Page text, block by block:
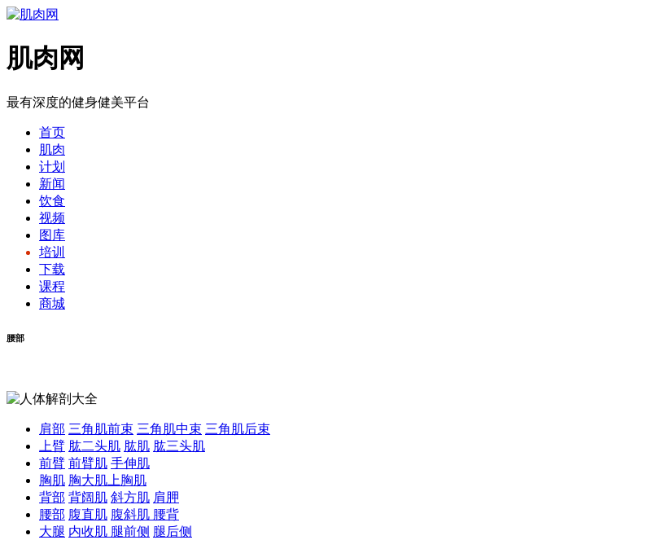
肌肉网
最有深度的健身健美平台
首页
肌肉
计划
新闻
饮食
视频
图库
培训
下载
课程
商城
腰部
肩部 三角肌前束 三角肌中束 三角肌后束
上臂 肱二头肌 肱肌 肱三头肌
前臂 前臂肌 手伸肌
胸肌 胸大肌 上胸肌
背部 背阔肌 斜方肌 肩胛
腰部 腹直肌 腹斜肌 腰背
大腿 内收肌 腿前侧 腿后侧